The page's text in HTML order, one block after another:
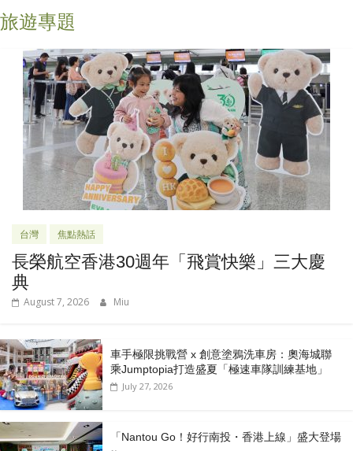
旅遊專題
台灣 焦點熱話
長榮航空香港30週年「飛賞快樂」三大慶
典
August 7, 2026 Miu
車手極限挑戰營 x 創意塗鴉洗車房：奧海城聯
乘Jumptopia打造盛夏「極速車隊訓練基地」
July 27, 2026
「Nantou Go！好行南投・香港上線」盛大登場